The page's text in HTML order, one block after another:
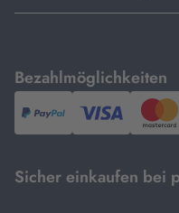
Bezahlmöglichkeiten
mit
PayPal,Visa
Sicher einkaufen bei